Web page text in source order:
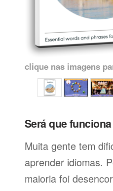
clique nas imagens
Será que
Muita gente tem
aprender idiomas.
maioria foi